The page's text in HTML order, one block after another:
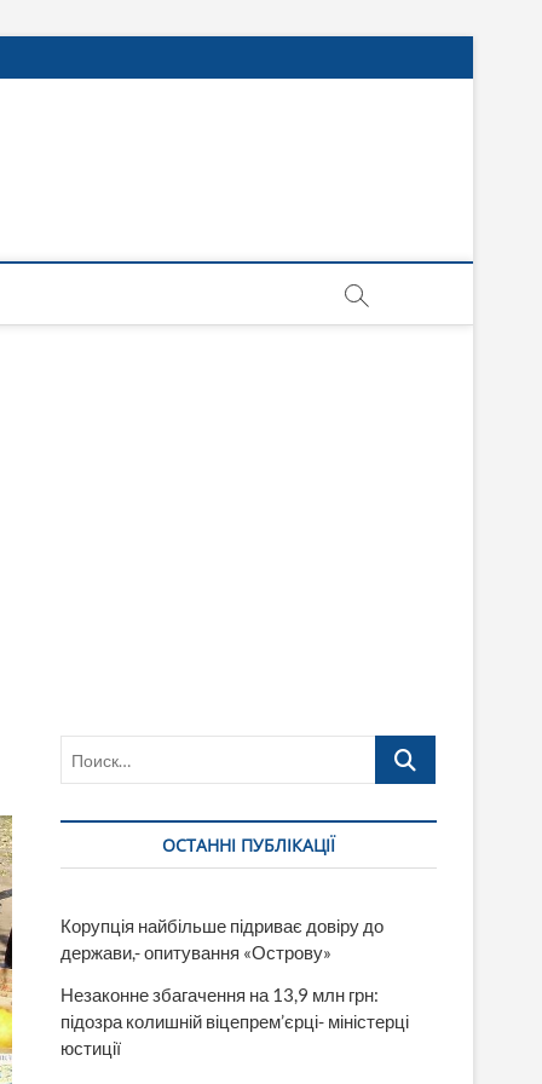
Поиск…
ОСТАННІ ПУБЛІКАЦІЇ
Корупція найбільше підриває довіру до
держави,- опитування «Острову»
Незаконне збагачення на 13,9 млн грн:
підозра колишній віцепрем’єрці- міністерці
юстиції